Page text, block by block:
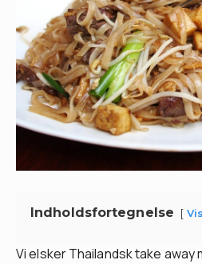
Indholdsfortegnelse Vis
Vi elsker Thailandsk take away